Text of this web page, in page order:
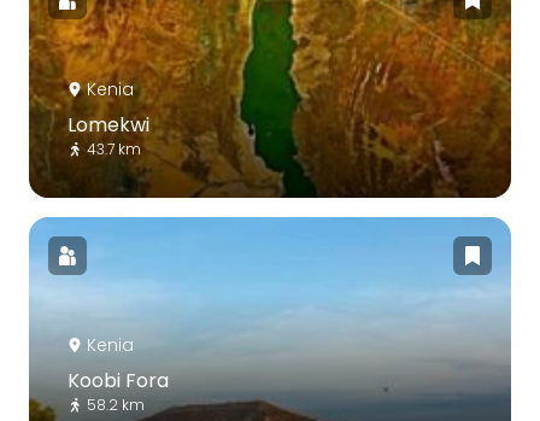
Kenia
Lomekwi
43.7 km
Kenia
Koobi Fora
58.2 km